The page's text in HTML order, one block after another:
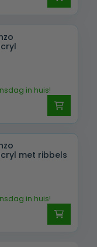
in huis!
met ribbels
in huis!